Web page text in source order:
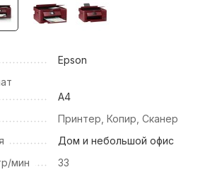
Epson
А4
Принтер, Копир, Сканер
Дом и небольшой офис
мин
33